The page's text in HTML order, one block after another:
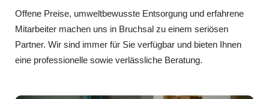
Offene Preise, umweltbewusste Entsorgung und erfahrene
Mitarbeiter machen uns in Bruchsal zu einem seriösen
Partner. Wir sind immer für Sie verfügbar und bieten Ihnen
eine professionelle sowie verlässliche Beratung.